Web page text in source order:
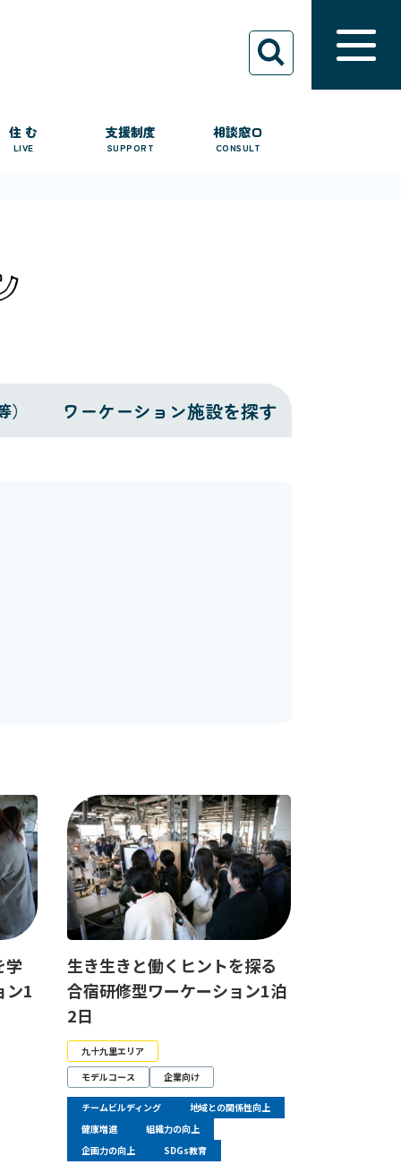
住 む
LIVE
支援制度
SUPPORT
相談窓口
CONSULT
ワーケーション施設を探す
学
ン1
生き生きと働くヒントを探る
合宿研修型ワーケーション1泊
2日
九十九里エリア
モデルコース
企業向け
チームビルディング
地域との関係性向上
健康増進
組織力の向上
企画力の向上
SDGs教育